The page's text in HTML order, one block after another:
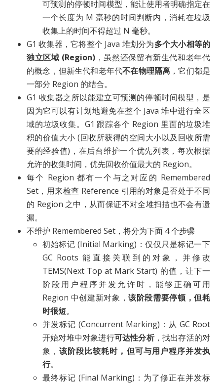
可预测的停顿时间模型，能让使用者明确指定在
一个长度为 M 毫秒的时间判断内，消耗在垃圾
收集上的时间不得超过 N 毫秒。
G1 收集器，它将整个 Java 堆划分为多个大小相等的
独立区域 (Region) ，虽然还保留有新生代和老年代
的概念，但新生代和老年代不在物理隔离 ，它们都是
一部分 Region 的结合。
G1 收集器之所以能建立可预测的停顿时间模型，是
因为它可以有计划地避免在整个 Java 堆中进行全区
域的垃圾收集。G1 跟踪各个 Region 里面的垃圾堆
积的价值大小 (回收所获得的空间大小以及回收所需
要的经验值)，在后台维护一个优先列表，每次根据
允许的收集时间，优先回收价值最大的 Region。
每个 Region 都有一个与之对应的 Remembered
Set，用来检查 Reference 引用的对象是否处于不同
的 Region 之中，从而保证不对全堆扫描也不会有遗
漏。
不维护 Remembered Set，将分为下面 4 个步骤
初始标记 (Initial Marking)：仅仅只是标记一下
GC Roots 能直接关联到的对象，并修改
TEMS(Next Top at Mark Start) 的值，让下一
阶段用户程序并发允许时，能够正确可用
Region 中创建新对象，该阶段需要停顿，但耗
时很短。
并发标记 (Concurrent Marking)：从 GC Root
开始对堆中对象进行可达性分析，找出存活的对
象，该阶段比较耗时，但可与用户程序并发执
行。
最终标记 (Final Marking)：为了修正在并发标